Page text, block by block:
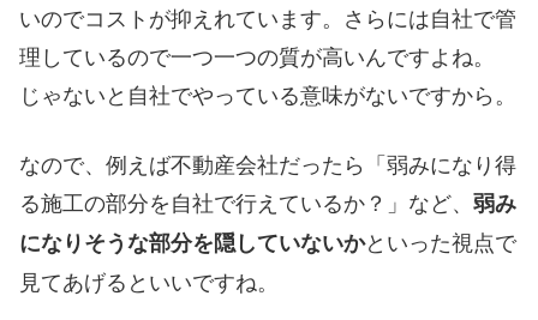
いのでコストが抑えれています。さらには自社で管
理しているので一つ一つの質が高いんですよね。
じゃないと自社でやっている意味がないですから。
なので、例えば不動産会社だったら「弱みになり得
る施工の部分を自社で行えているか？」など、 弱み
になりそうな部分を隠していないかといった視点で
見てあげるといいですね。